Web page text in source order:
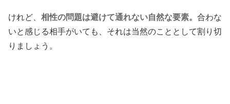
けれど、 相性の問題は避けて通れない自然な要素。 合わな
いと感じる相手がいても、それは当然のこととして割り切
りましょう。